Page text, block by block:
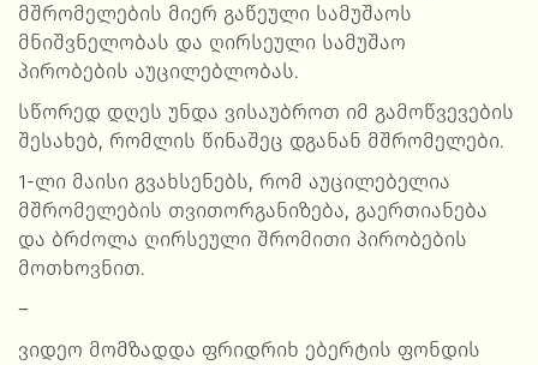
მშრომელების მიერ გაწეული სამუშაოს
მნიშვნელობას და ღირსეული სამუშაო
პირობების აუცილებლობას.
სწორედ დღეს უნდა ვისაუბროთ იმ გამოწვევების
შესახებ, რომლის წინაშეც დგანან მშრომელები.
1-ლი მაისი გვახსენებს, რომ აუცილებელია
მშრომელების თვითორგანიზება, გაერთიანება
და ბრძოლა ღირსეული შრომითი პირობების
მოთხოვნით.
–
ვიდეო მომზადდა ფრიდრიხ ებერტის ფონდის